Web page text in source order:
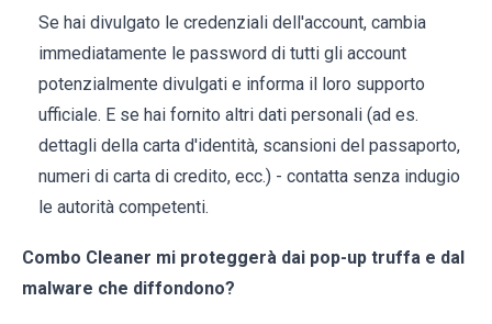
Se hai divulgato le credenziali dell'account, cambia
immediatamente le password di tutti gli account
potenzialmente divulgati e informa il loro supporto
ufficiale. E se hai fornito altri dati personali (ad es.
dettagli della carta d'identità, scansioni del passaporto,
numeri di carta di credito, ecc.) - contatta senza indugio
le autorità competenti.
Combo Cleaner mi proteggerà dai pop-up truffa e dal
malware che diffondono?